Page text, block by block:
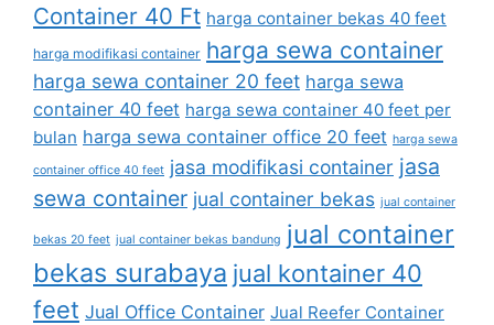
Container 40 Ft harga container bekas 40 feet
harga modifikasi container harga sewa container
harga sewa container 20 feet harga sewa
container 40 feet harga sewa container 40 feet per
bulan harga sewa container office 20 feet harga sewa
container office 40 feet jasa modifikasi container jasa
sewa container jual container bekas jual container
bekas 20 feet jual container bekas bandung jual container
bekas surabaya jual kontainer 40
feet Jual Office Container Jual Reefer Container